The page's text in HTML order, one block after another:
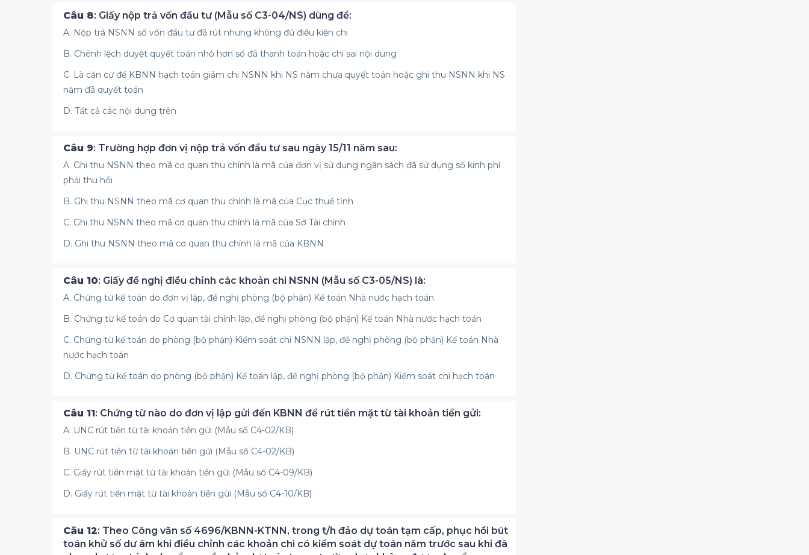
Câu 8: Giấy nộp trả vốn đầu tư (Mẫu số C3-04/NS) dùng để:
A. Nộp trả NSNN số vốn đầu tư đã rút nhưng không đủ điều kiện chi
B. Chênh lệch duyệt quyết toán nhỏ hơn số đã thanh toán hoặc chi sai nội dung
C. Là căn cứ để KBNN hạch toán giảm chi NSNN khi NS năm chưa quyết toán hoặc ghi thu NSNN khi NS
năm đã quyết toán
D. Tất cả các nội dung trên
Câu 9: Trường hợp đơn vị nộp trả vốn đầu tư sau ngày 15/11 năm sau:
A. Ghi thu NSNN theo mã cơ quan thu chính là mã của đơn vị sử dụng ngân sách đã sử dụng số kinh phí
phải thu hồi
B. Ghi thu NSNN theo mã cơ quan thu chính là mã của Cục thuế tỉnh
C. Ghi thu NSNN theo mã cơ quan thu chính là mã của Sở Tài chính
D. Ghi thu NSNN theo mã cơ quan thu chính là mã của KBNN
Câu 10: Giấy đề nghị điều chỉnh các khoản chi NSNN (Mẫu số C3-05/NS) là:
A. Chứng từ kế toán do đơn vị lập, đề nghị phòng (bộ phận) Kế toán Nhà nước hạch toán
B. Chứng từ kế toán do Cơ quan tài chính lập, đề nghị phòng (bộ phận) Kế toán Nhà nước hạch toán
C. Chứng từ kế toán do phòng (bộ phận) Kiểm soát chi NSNN lập, đề nghị phòng (bộ phận) Kế toán Nhà
nước hạch toán
D. Chứng từ kế toán do phòng (bộ phận) Kế toán lập, đề nghị phòng (bộ phận) Kiểm soát chi hạch toán
Câu 11: Chứng từ nào do đơn vị lập gửi đến KBNN để rút tiền mặt từ tài khoản tiền gửi:
A. UNC rút tiền từ tài khoản tiền gửi (Mẫu số C4-02/KB)
B. UNC rút tiền từ tài khoản tiền gửi (Mẫu số C4-02/KB)
C. Giấy rút tiền mặt từ tài khoản tiền gửi (Mẫu số C4-09/KB)
D. Giấy rút tiền mặt từ tài khoản tiền gửi (Mẫu số C4-10/KB)
Câu 12: Theo Công văn số 4696/KBNN-KTNN, trong t/h đảo dự toán tạm cấp, phục hồi bút
toán khử số dư âm khi điều chỉnh các khoản chi có kiểm soát dự toán năm trước sau khi đã